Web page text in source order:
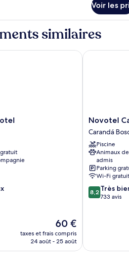
Voir les
similaires
Le
nouveau
prix
60 €
taxes et frais compris
24 août - 25 août
Novotel
Campo
Grande
Carandá
Bosque
Novotel
Carandá
Piscine
Animaux
admis
Parking
Wi-Fi gratuit
8.2
sur
8,2 Très
733 avis
Novotel